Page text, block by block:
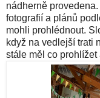
nádherně
fotografií a plánů
mohli prohlédnout.
když na vedlejší trati
stále měl co prohlížet